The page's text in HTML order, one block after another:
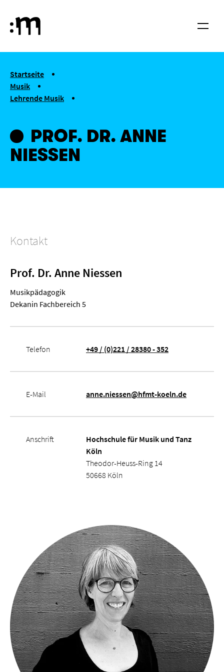
Hochschule für Musik und Tanz Köln Menü
You are here:
Startseite
Musik
Lehrende Musik
Prof. Dr. Anne Niessen
PROF. DR. ANNE
NIESSEN
Kontakt
Prof. Dr. Anne Niessen
Musik­pädagogik
Dekanin Fachbereich 5
Telefon +49 / (0)221 / 28380 - 352
E-Mail anne.niessen@hfmt-koeln.de
Anschrift
Hochschule für Musik und Tanz
Köln
Theodor-Heuss-Ring 14
50668 Köln